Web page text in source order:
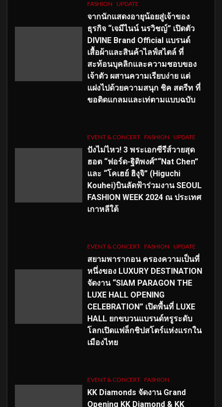
FASHION UPDATE
จากนักแสดงอายุน้อยสู่เจ้าของ
ธุรกิจ “เจมีไนน์ นรวิชญ์” เปิดตัว
DIVINE Brand Official แบรนด์
เสื้อผ้าและสินค้าไลฟ์สไตล์ ที่
สะท้อนบุคลิกและความชอบของ
เจ้าตัว ผสานความเรียบง่าย แต่
แฝงไปด้วยความสนุก ชิค สตรีท ที่
ขอติดแกลมและเท่ตามแบบฉบับ
EVENT & CONCERT FASHION UPDATE
ปังไม่ไหว! 3 พระเอกซีรีส์วายสุด
ฮอต “ฟอร์ด-ฐิติพงศ์”“Nat Chen”
และ “โคเฮย์ ฮิงุจิ” (Higuchi
Kouhei)บินลัดฟ้าร่วมงาน SEOUL
FASHION WEEK 2024 ณ ประเทศ
เกาหลีใต้
EVENT & CONCERT FASHION UPDATE
สยามพารากอน ครองความเป็นที่
หนึ่งของ LUXURY DESTINATION
จัดงาน “SIAM PARAGON THE
LUXE HALL OPENING
CELEBRATION” เปิดพื้นที่ LUXE
HALL ยกขบวนแบรนด์หรูระดับ
โลกเปิดแฟล็กชิปสโตร์แห่งแรกใน
เมืองไทย
EVENT & CONCERT FASHION
KK Diamonds จัดงาน Grand
Opening KK Diamond & KK